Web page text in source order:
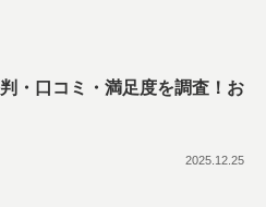
・口コミ・満足度を調査！お
2025.12.25